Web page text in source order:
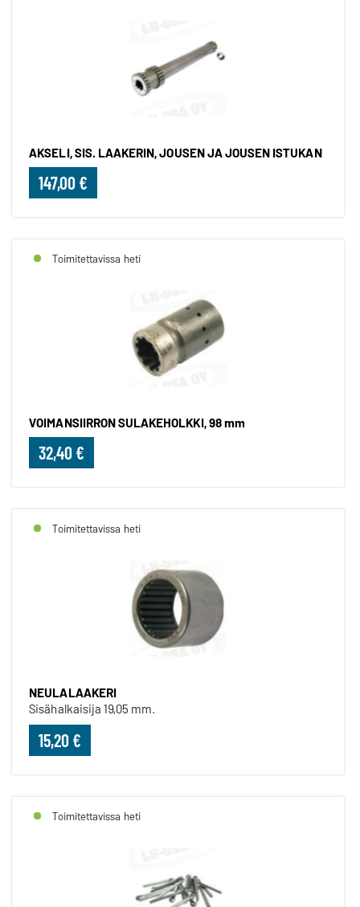
AKSELI, SIS. LAAKERIN, JOUSEN JA JOUSEN ISTUKAN
147,00 €
Toimitettavissa heti
VOIMANSIIRRON SULAKEHOLKKI, 98 mm
32,40 €
Toimitettavissa heti
NEULALAAKERI
Sisähalkaisija 19,05 mm.
15,20 €
Toimitettavissa heti